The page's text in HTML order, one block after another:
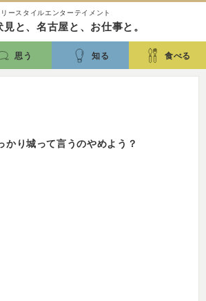
ースタイルエンターテイメント
見と、名古屋と、お仕事と。
思う 知る 食べる
かり城って言うのやめよう？